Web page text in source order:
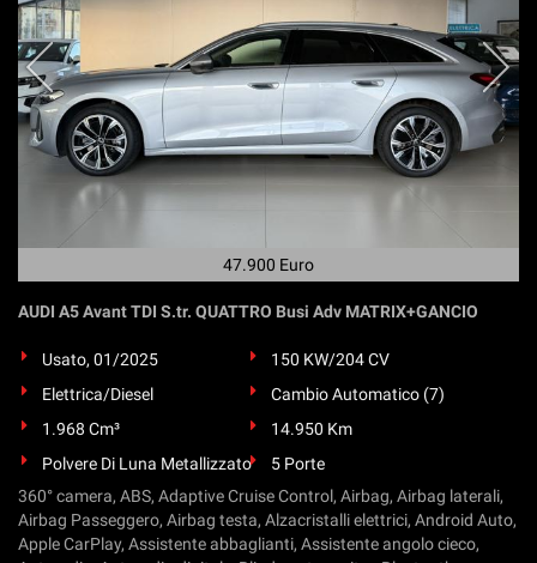
47.900 Euro
AUDI A5 Avant TDI S.tr. QUATTRO Busi Adv MATRIX+GANCIO
Usato, 01/2025
150 KW/204 CV
Elettrica/Diesel
Cambio Automatico (7)
1.968 Cm³
14.950 Km
Polvere Di Luna Metallizzato
5 Porte
360° camera, ABS, Adaptive Cruise Control, Airbag, Airbag laterali,
Airbag Passeggero, Airbag testa, Alzacristalli elettrici, Android Auto,
Apple CarPlay, Assistente abbaglianti, Assistente angolo cieco,